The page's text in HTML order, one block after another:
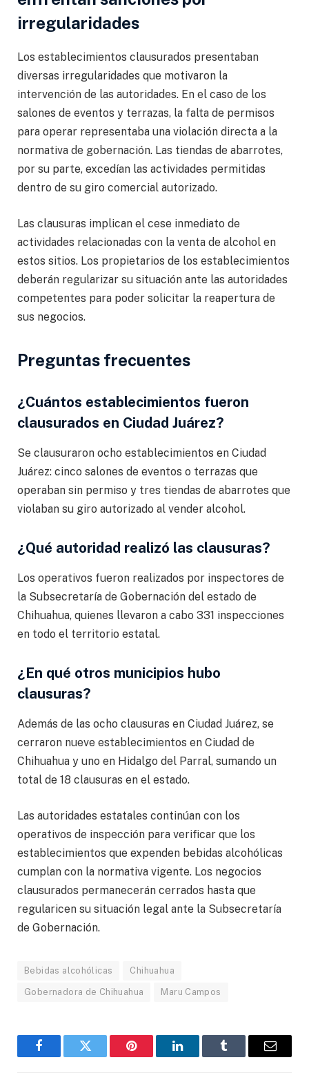
irregularidades
Los establecimientos clausurados presentaban
diversas irregularidades que motivaron la
intervención de las autoridades. En el caso de los
salones de eventos y terrazas, la falta de permisos
para operar representaba una violación directa a la
normativa de gobernación. Las tiendas de abarrotes,
por su parte, excedían las actividades permitidas
dentro de su giro comercial autorizado.
Las clausuras implican el cese inmediato de
actividades relacionadas con la venta de alcohol en
estos sitios. Los propietarios de los establecimientos
deberán regularizar su situación ante las autoridades
competentes para poder solicitar la reapertura de
sus negocios.
Preguntas frecuentes
¿Cuántos establecimientos fueron
clausurados en Ciudad Juárez?
Se clausuraron ocho establecimientos en Ciudad
Juárez: cinco salones de eventos o terrazas que
operaban sin permiso y tres tiendas de abarrotes que
violaban su giro autorizado al vender alcohol.
¿Qué autoridad realizó las clausuras?
Los operativos fueron realizados por inspectores de
la Subsecretaría de Gobernación del estado de
Chihuahua, quienes llevaron a cabo 331 inspecciones
en todo el territorio estatal.
¿En qué otros municipios hubo
clausuras?
Además de las ocho clausuras en Ciudad Juárez, se
cerraron nueve establecimientos en Ciudad de
Chihuahua y uno en Hidalgo del Parral, sumando un
total de 18 clausuras en el estado.
Las autoridades estatales continúan con los
operativos de inspección para verificar que los
establecimientos que expenden bebidas alcohólicas
cumplan con la normativa vigente. Los negocios
clausurados permanecerán cerrados hasta que
regularicen su situación legal ante la Subsecretaría
de Gobernación.
Bebidas alcohólicas Chihuahua
Gobernadora de Chihuahua Maru Campos
FacebookGorjeo Pinterest LinkedInTumblr
Correo